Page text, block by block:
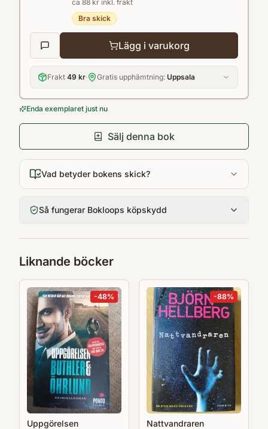
Den döde på balkongen ytterligare. Man vill
läsa mer i den påbörjade serien om
Sällskapet." BTJ, Henric Ahlgren
ca 88 kr inkl. frakt
Bra skick
Lägg i varukorg
Frakt 49 kr· Gratis upphämtning: Uppsala
Enda exemplaret just nu
Sälj denna bok
Vad betyder bokens skick?
Så fungerar Bokloops köpskydd
Liknande böcker
-48%
Uppgörelsen
-88%
Nattvandraren